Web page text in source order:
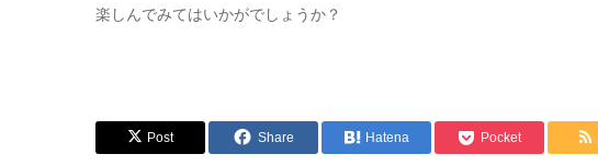
楽しんでみてはいかがでしょうか？
Post Share Hatena Pocket